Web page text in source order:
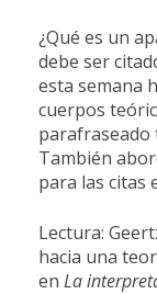
¿Qué es un
debe ser
esta semana
cuerpos
parafraseado
También
para las citas
Lectura:
hacia una
en La